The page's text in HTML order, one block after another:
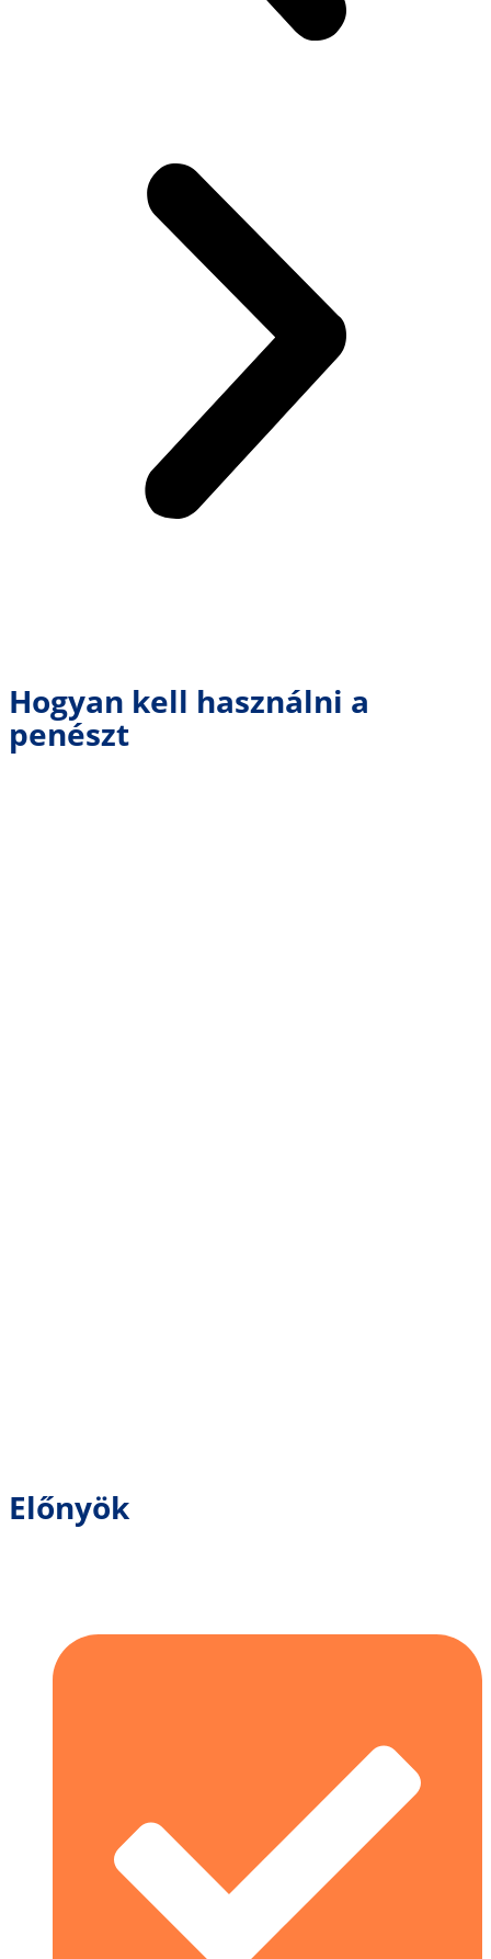
Hogyan kell használni a
penészt
Előnyök